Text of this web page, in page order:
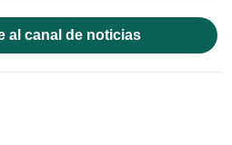
al canal de noticias